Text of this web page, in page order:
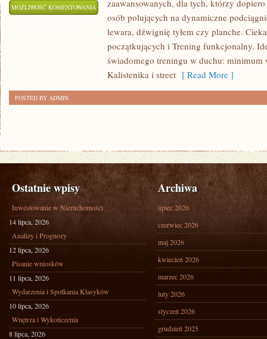
MOŻLIWOŚĆ KOMENTOWANIA TRENING
FUNKCJONALNY
zaawansowanych, dla tych, którzy
osób polujących na dynamiczne
lewara, dźwignię tyłem czy planche.
początkujących i Trening funkcjonalny.
świadomego treningu w duchu:
Kalistenika i street [ Read More ]
POSTED BY ADMIN
Ostatnie wpisy
Inwestowanie w Nieruchomości
14 lipca, 2026
Analizy i Prognozy
12 lipca, 2026
Pisanie wniosków
11 lipca, 2026
Wydarzenia i Spotkania Klasyków
10 lipca, 2026
Wnętrza i Wykończenia
8 lipca, 2026
Archiwa
lipiec 2026
czerwiec 2026
maj 2026
kwiecień 2026
marzec 2026
luty 2026
styczeń 2026
grudzień 2025